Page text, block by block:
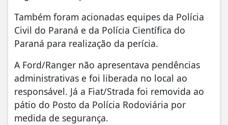
Também foram acionadas equipes da Polícia
Civil do Paraná e da Polícia Científica do
Paraná para realização da perícia.
A Ford/Ranger não apresentava pendências
administrativas e foi liberada no local ao
responsável. Já a Fiat/Strada foi removida ao
pátio do Posto da Polícia Rodoviária por
medida de segurança.